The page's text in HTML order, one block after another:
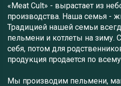
«Meat Cult» - вырастает из
производства. Наша семья -
Традицией нашей семьи
пельмени и котлеты на зиму.
себя, потом для
продукция продается по
Мы производим пельмени,